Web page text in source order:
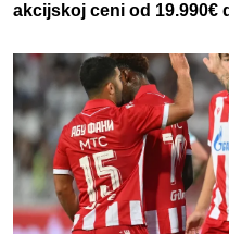
akcijskoj ceni od 19.990€